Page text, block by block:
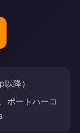
降）
ポートハーコ